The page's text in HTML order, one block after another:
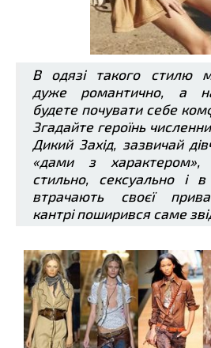
В одязі такого стилю
дуже романтично, а
будете почувати себе
Згадайте героїнь
Дикий Захід, зазвичай
«дами з характером»,
стильно, сексуально
втрачають своєї
кантрі поширився саме